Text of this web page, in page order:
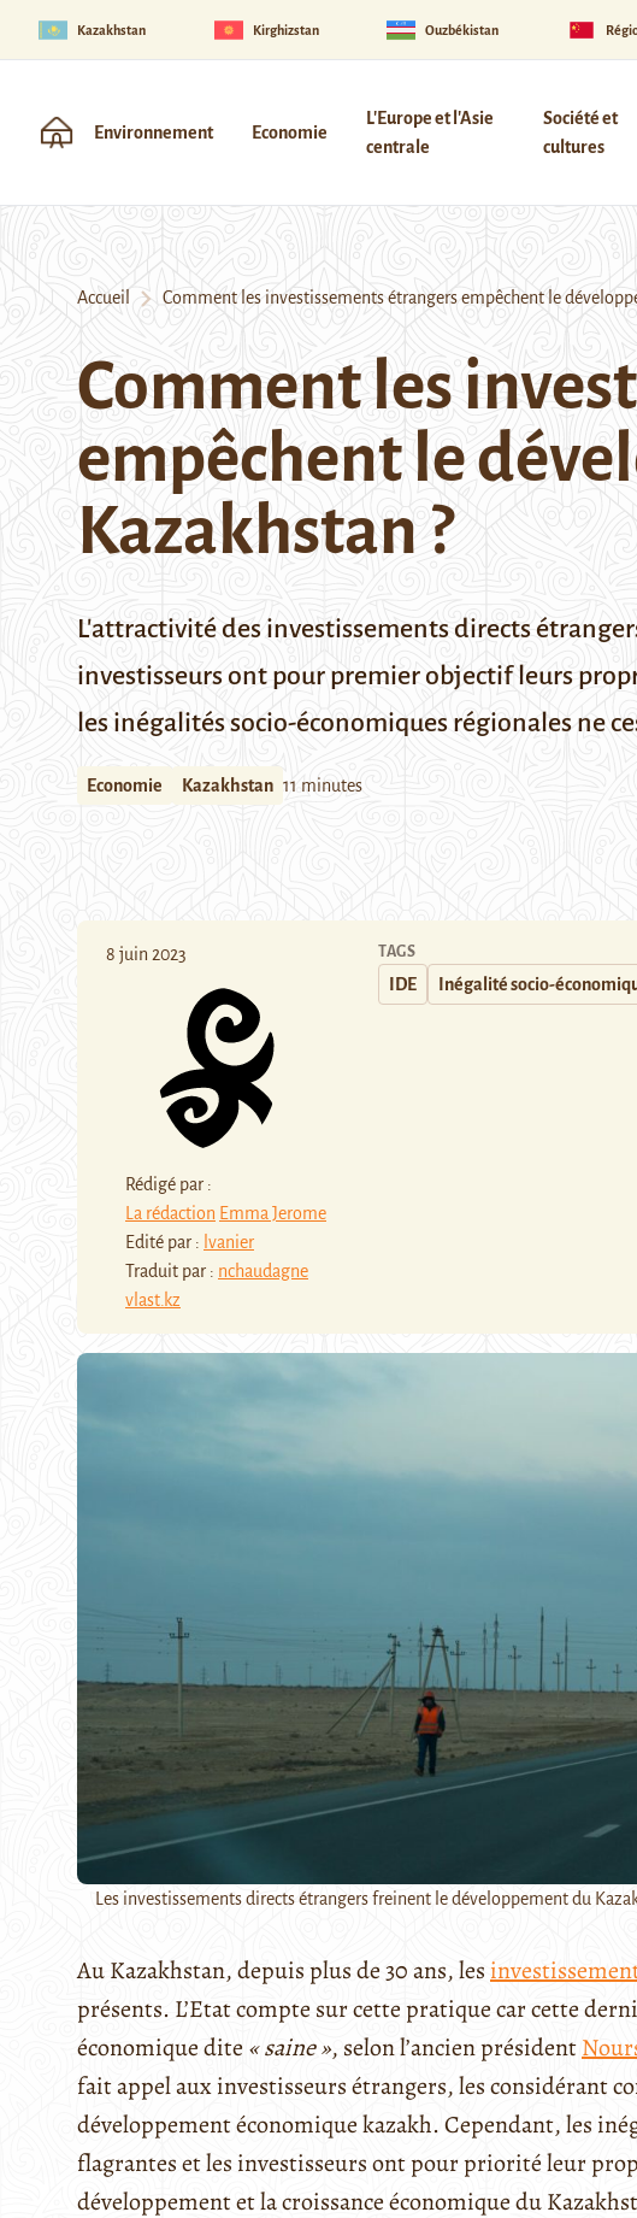
Kazakhstan Kirghizstan Ouzbékistan
Environnement Economie
L'Europe et l'Asie
centrale
Société et
cultures
Accueil Comment les investissements étrangers empêchent le
Comment les
empêchent le
Kazakhstan ?
L'attractivité des investissements directs
investisseurs ont pour premier objectif leurs
les inégalités socio-économiques régionales ne
Economie Kazakhstan 11 minutes
8 juin 2023
Rédigé par :
La rédaction Emma Jerome
Edité par : lvanier
Traduit par : nchaudagne
vlast.kz
TAGS
IDE Inégalité socio-
Les investissements directs étrangers freinent le développement du
Au Kazakhstan, depuis plus de 30 ans, les
présents. L’Etat compte sur cette pratique car cette
économique dite « saine », selon l’ancien président
fait appel aux investisseurs étrangers, les considérant
développement économique kazakh. Cependant, les
flagrantes et les investisseurs ont pour priorité leur
développement et la croissance économique du